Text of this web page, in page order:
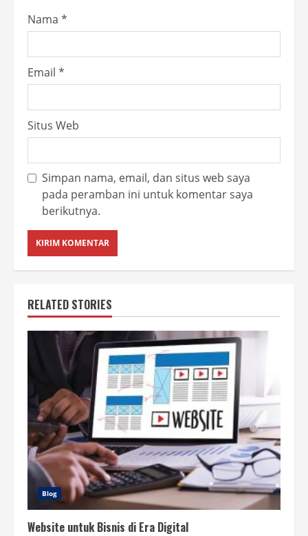
Nama *
Email *
Situs Web
Simpan nama, email, dan situs web saya
pada peramban ini untuk komentar saya
berikutnya.
RELATED STORIES
Blog
Website untuk Bisnis di Era Digital